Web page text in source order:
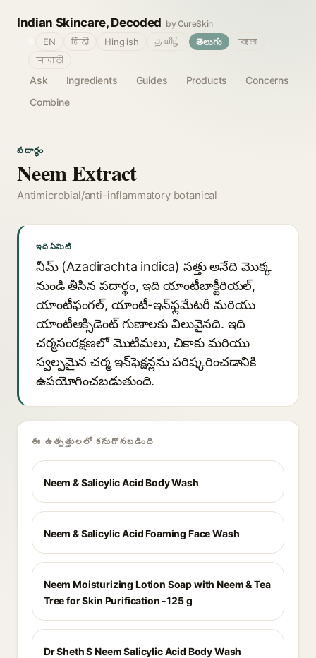
Indian Skincare, Decoded by CureSkin
Ask Ingredients Guides Products
Concerns
Combine
EN हिंदी Hinglish தமிழ் తెలుగు
বাংলা
मराठी
పదార్థం
Neem Extract
Antimicrobial/anti-inflammatory botanical
ఇది ఏమిటి
నీమ్ (Azadirachta indica) సత్తు అనేది మొక్క
నుండి తీసిన పదార్థం, ఇది యాంటీబాక్టీరియల్,
యాంటీఫంగల్, యాంటీ-ఇన్‌ఫ్లమేటరీ మరియు
యాంటీఆక్సిడెంట్ గుణాలకు విలువైనది. ఇది
చర్మసంరక్షణలో మొటిమలు, చికాకు మరియు
స్వల్పమైన చర్మ ఇన్‌ఫెక్షన్లను పరిష్కరించడానికి
ఉపయోగించబడుతుంది.
ఈ ఉత్పత్తులలో కనుగొనబడింది
Neem & Salicylic Acid Body Wash
Neem & Salicylic Acid Foaming Face Wash
Neem Moisturizing Lotion Soap with Neem & Tea
Tree for Skin Purification -125 g
Dr Sheth S Neem Salicylic Acid Body Wash